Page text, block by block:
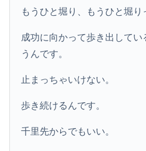
もうひと堀り、もうひと堀り
成功に向かって歩き出して
うんです。
止まっちゃいけない。
歩き続けるんです。
千里先からでもいい。